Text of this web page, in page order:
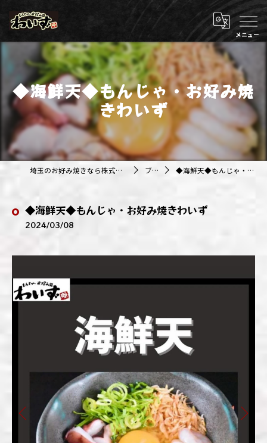
◆海鮮天◆もんじゃ・お好み焼
きわいず
埼玉のお好み焼きなら株式会社アジルカンパニー ブログ ◆海鮮天◆もんじゃ・お好み焼きわいず
◆海鮮天◆もんじゃ・お好み焼きわいず
2024/03/08